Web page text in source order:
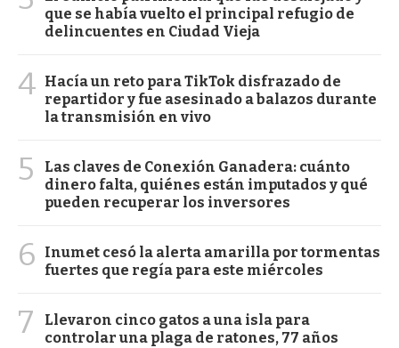
que se había vuelto el principal refugio de
delincuentes en Ciudad Vieja
4 Hacía un reto para TikTok disfrazado de
repartidor y fue asesinado a balazos durante
la transmisión en vivo
5
Las claves de Conexión Ganadera: cuánto
dinero falta, quiénes están imputados y qué
pueden recuperar los inversores
6
Inumet cesó la alerta amarilla por tormentas
fuertes que regía para este miércoles
7
Llevaron cinco gatos a una isla para
controlar una plaga de ratones, 77 años